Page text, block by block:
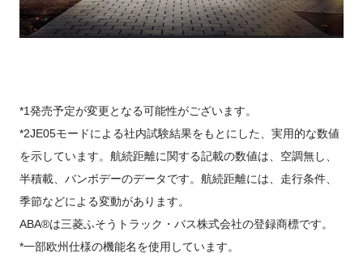
*1発売予定が変更となる可能性がございます。
*2JE05モードによる社内試験結果をもとにした、実用的な数値
を示しています。航続距離に関する記載の数値は、空調無し、
半積載、バンボデーのデータです。航続距離には、走行条件、
季節などによる変動があります。
ABA®は三菱ふそうトラック・バス株式会社の登録商標です。
*一部欧州仕様の機能名を使用しています。